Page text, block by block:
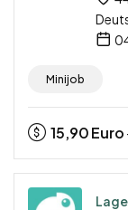
Minijob
15,90Euro